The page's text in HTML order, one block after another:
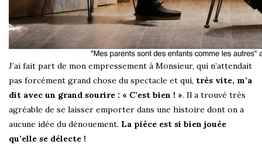
J’ai fait part de mon empressement à Monsieur, qui n’attendait
pas forcément grand chose du spectacle et qui, très vite, m’a
dit avec un grand sourire : « C’est bien ! ». Il a trouvé très
agréable de se laisser emporter dans une histoire dont on a
aucune idée du dénouement. La pièce est si bien jouée
qu’elle se délecte !